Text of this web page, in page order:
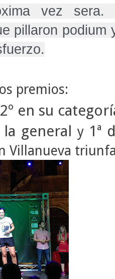
vez sera.
pillaron
premios:
2º en su
la generaly 1ª
Villanueva